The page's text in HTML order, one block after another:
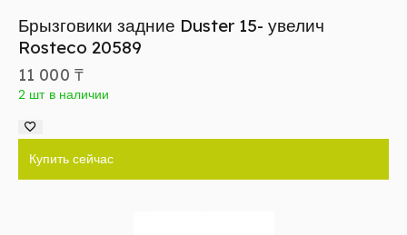
Брызговики задние Duster 15- увелич
Rosteco 20589
11 000 ₸
2 шт в наличии
Купить сейчас